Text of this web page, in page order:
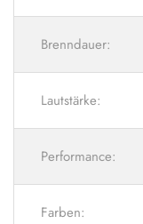
Brenndauer:
Lautstärke:
Performance:
Farben: